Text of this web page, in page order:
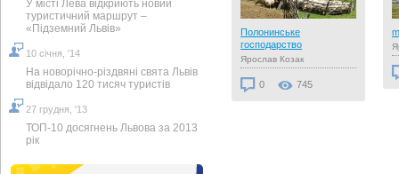
У місті Лева відкриють новий
туристичний маршрут –
«Підземний Львів»
10 cічня, '14
На новорічно-різдвяні свята Львів
відвідало 120 тисяч туристів
27 грудня, '13
ТОП-10 досягнень Львова за 2013
рік
Старообрядцы - душа
0 607
Полонинське
господарство
Ярослав Козак
0 745